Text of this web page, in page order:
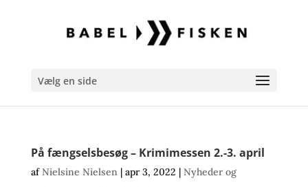
Vælg en side
På fængselsbesøg – Krimimessen 2.-3. april
afNielsine Nielsen| apr 3, 2022 | Nyheder og